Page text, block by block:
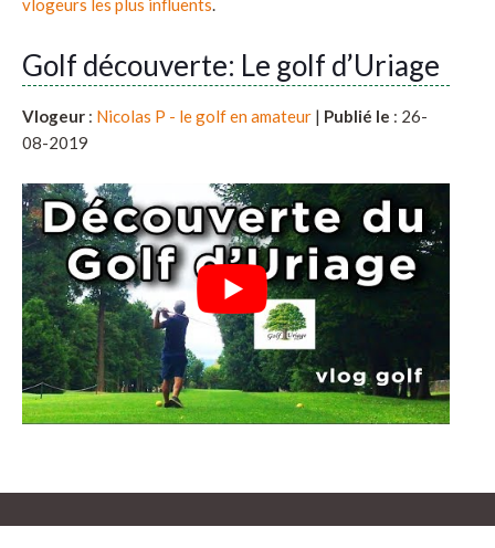
vlogeurs les plus influents.
Golf découverte: Le golf d’Uriage
Vlogeur : Nicolas P - le golf en amateur | Publié le : 26-
08-2019